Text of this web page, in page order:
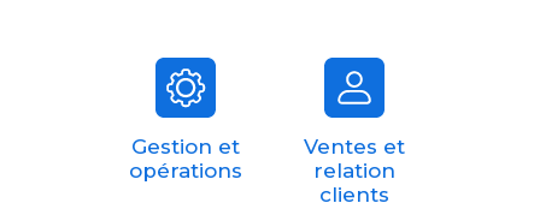
Gestion et
opérations
Ventes et
relation
clients